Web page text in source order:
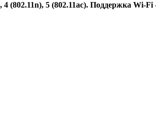
4 (802.11n), 5 (802.11ac). Поддержка Wi-